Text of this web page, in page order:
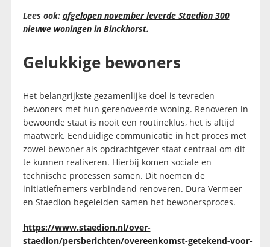
Lees ook: afgelopen november leverde Staedion 300
nieuwe woningen in Binckhorst.
Gelukkige bewoners
Het belangrijkste gezamenlijke doel is tevreden
bewoners met hun gerenoveerde woning. Renoveren in
bewoonde staat is nooit een routineklus, het is altijd
maatwerk. Eenduidige communicatie in het proces met
zowel bewoner als opdrachtgever staat centraal om dit
te kunnen realiseren. Hierbij komen sociale en
technische processen samen. Dit noemen de
initiatiefnemers verbindend renoveren. Dura Vermeer
en Staedion begeleiden samen het bewonersproces.
https://www.staedion.nl/over-
staedion/persberichten/overeenkomst-getekend-voor-